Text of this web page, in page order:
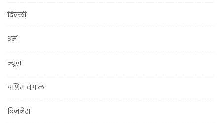
दिल्ली
धर्म
न्यूज़
पश्चिम बंगाल
बिज़नेस